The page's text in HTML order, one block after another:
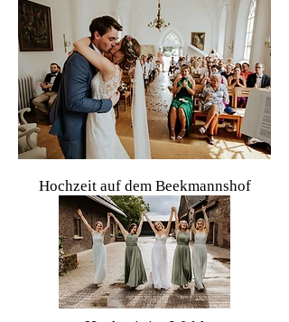
Hochzeit auf dem Beekmannshof